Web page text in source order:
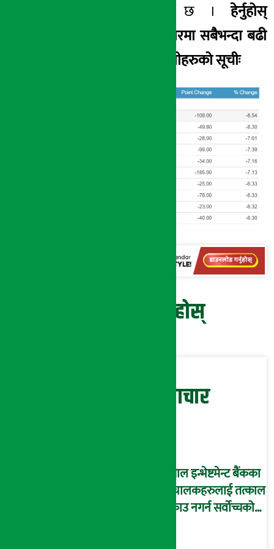
गिरावट देखिएको छ । हेर्नुहोस्
बुधबारको सेयर बजारमा सबैभन्दा बढी
गुमाउने टप १० कम्पनीहरुको सूचीः
प्रतिक्रिया दिनुहोस्
सम्बन्धित समाचार
नेपाल इन्भेष्टमेन्ट बैंकका
संचालकहरुलाई तत्काल
पक्राउ नगर्न सर्वोच्चको